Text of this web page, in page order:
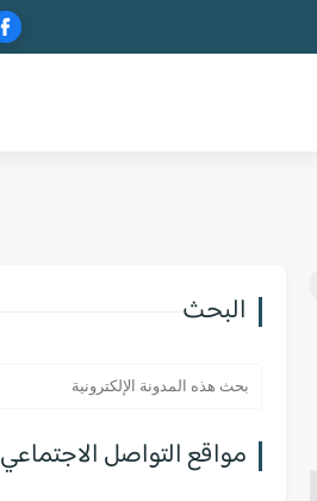
البحث
مواقع التواصل الاجتماعي